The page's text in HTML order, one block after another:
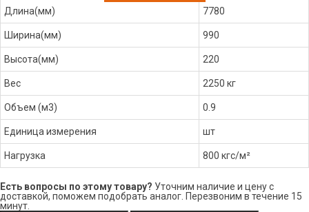
Длина(мм)
7780
Ширина(мм) 990
Высота(мм) 220
Вес 2250 кг
Объем (м3) 0.9
Единица измерения шт
Нагрузка 800 кгс/м²
Есть вопросы по этому товару? Уточним наличие и цену с
доставкой, поможем подобрать аналог. Перезвоним в течение 15
минут.